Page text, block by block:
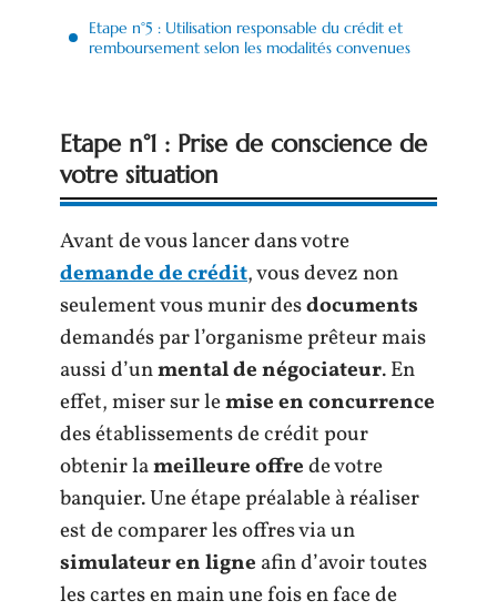
Etape n°5 : Utilisation responsable du crédit et
remboursement selon les modalités convenues
Etape n°1 : Prise de conscience de
votre situation
Avant de vous lancer dans votre
demande de crédit, vous devez non
seulement vous munir desdocuments
demandés par l’organisme prêteur mais
aussi d’unmental de négociateur. En
effet, miser sur lemise en concurrence
des établissements de crédit pour
obtenir lameilleure offrede votre
banquier. Une étape préalable à réaliser
est de comparer les offres via un
simulateur en ligne afin d’avoir toutes
les cartes en main une fois en face de